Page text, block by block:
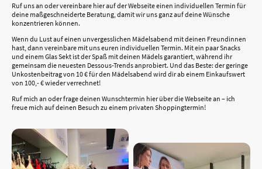
Ruf uns an oder vereinbare hier auf der Webseite einen individuellen Termin für
deine maßgeschneiderte Beratung, damit wir uns ganz auf deine Wünsche
konzentrieren können.
Wenn du Lust auf einen unvergesslichen Mädelsabend mit deinen Freundinnen
hast, dann vereinbare mit uns euren individuellen Termin. Mit ein paar Snacks
und einem Glas Sekt ist der Spaß mit deinen Mädels garantiert, während ihr
gemeinsam die neuesten Dessous-Trends anprobiert. Und das Beste: der geringe
Unkostenbeitrag von 10 € für den Mädelsabend wird dir ab einem Einkaufswert
von 100,- € wieder verrechnet!
Ruf mich an oder frage deinen Wunschtermin hier über die Webseite an – ich
freue mich auf deinen Besuch zu einem privaten Shoppingtermin!